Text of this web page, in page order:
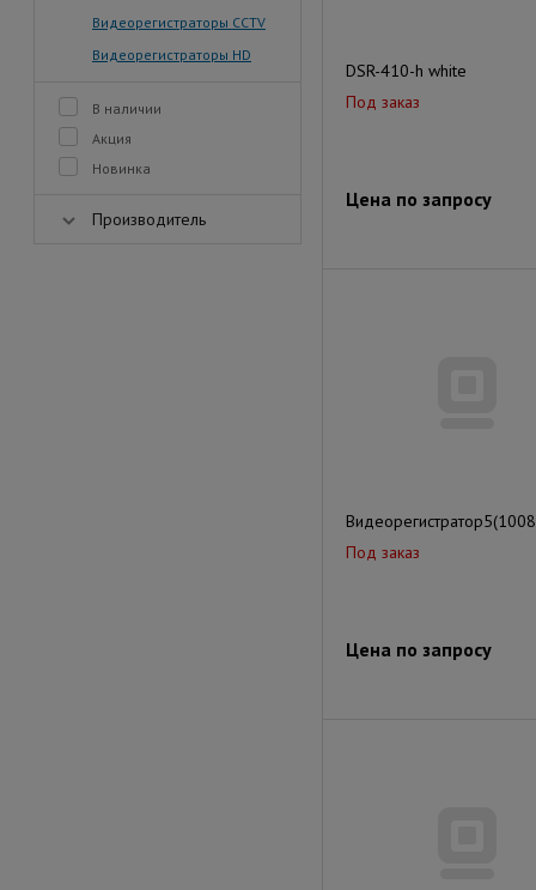
Видеорегистраторы CCTV
Видеорегистраторы HD
В наличии
Акция
Новинка
Производитель
DSR-410-h white
Под заказ
Цена по запросу
Под заказ
Цена по запросу